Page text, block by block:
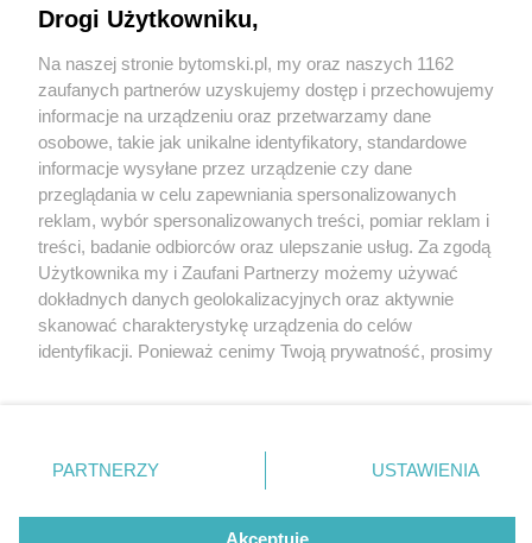
1 / 0
Wydawca mediów lokalnych
Nie zapomnij
zapoznać się z:
polityką prywatności regulamin korzystania z portali
Twojemiasto
Piekary Śląskie
Chorzów
Tarnowskie Góry
Gliwice
Skontakuj sięz nami
Kontakt
Wydawca
Pogoda
Drogi Użytkowniku,
Na naszej stronie bytomski.pl, my oraz naszych 1162
zaufanych partnerów uzyskujemy dostęp i przechowujemy
informacje na urządzeniu oraz przetwarzamy dane
osobowe, takie jak unikalne identyfikatory, standardowe
informacje wysyłane przez urządzenie czy dane
przeglądania w celu zapewniania spersonalizowanych
reklam, wybór spersonalizowanych treści, pomiar reklam i
treści, badanie odbiorców oraz ulepszanie usług. Za zgodą
Użytkownika my i Zaufani Partnerzy możemy używać
dokładnych danych geolokalizacyjnych oraz aktywnie
skanować charakterystykę urządzenia do celów
identyfikacji. Ponieważ cenimy Twoją prywatność, prosimy
prywatności znajdujący się w lewym dolnym rogu strony
. Niektóre rodzaje przetwarzania danych nie wymagają
zgody użytkownika, ale masz prawo sprzeciwić się
takiemu przetwarzaniu. Preferencje będą miały
PARTNERZY USTAWIENIA
Akceptuję